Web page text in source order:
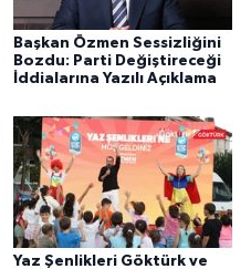
Başkan Özmen Sessizliğini
Bozdu: Parti Değiştireceği
İddialarına Yazılı Açıklama
Yaz Şenlikleri Göktürk ve